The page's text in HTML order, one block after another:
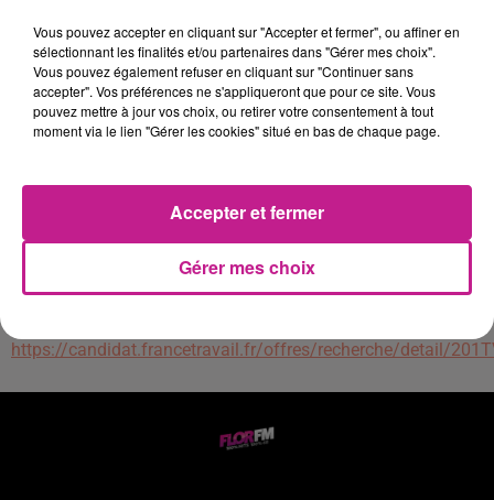
notre équipe. Vous pourrez participer à toutes les étapes de
la production des plants de vigne.
Vos missions seront partagées entre des travaux en atelier et
des travaux extérieurs dans les pépinières.
préparation des plants,
Travail extérieur : récolte du matériel végétal, entretien des
plants de vigne et porte-greffes en pépinières, plantation des
https://candidat.francetravail.fr/offres/recherche/detail/
Vous pouvez accepter en cliquant sur "Accepter et fermer", ou affiner en
sélectionnant les finalités et/ou partenaires dans "Gérer mes choix".
Vous pouvez également refuser en cliquant sur "Continuer sans
accepter". Vos préférences ne s'appliqueront que pour ce site. Vous
pouvez mettre à jour vos choix, ou retirer votre consentement à tout
moment via le lien "Gérer les cookies" situé en bas de chaque page.
Gérer mes choix
Accepter et fermer